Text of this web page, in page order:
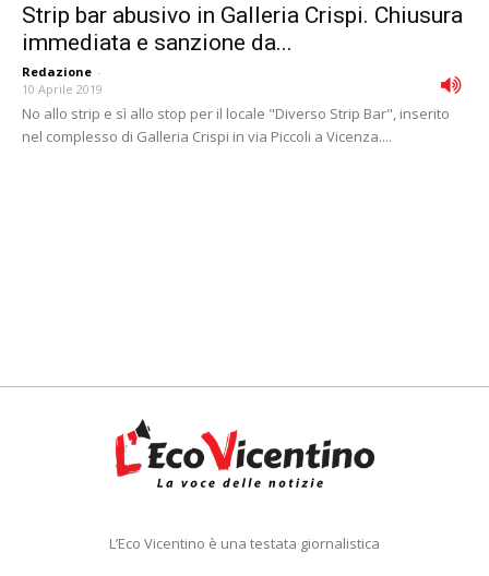
Strip bar abusivo in Galleria Crispi. Chiusura
immediata e sanzione da...
Redazione -
10 Aprile 2019
No allo strip e sì allo stop per il locale "Diverso Strip Bar", inserito
nel complesso di Galleria Crispi in via Piccoli a Vicenza....
L’Eco Vicentino è una testata giornalistica